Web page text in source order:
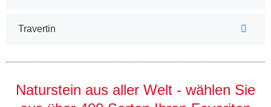
Travertin
Naturstein aus aller Welt - wählen Sie